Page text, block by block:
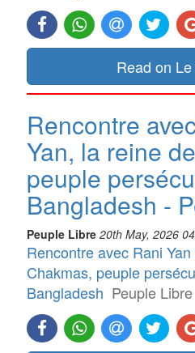
Read on
Rencontre
Yan, la reine
peuple
Bangladesh -
Peuple Libre 20th May, 2026
Rencontre avec Rani
Chakmas, peuple
Bangladesh Peuple Libre